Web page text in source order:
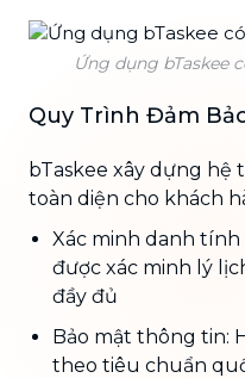
Ứng dụng bTaskee
Quy Trình Đảm
bTaskee xây dựng hệ
toàn diện cho khách
Xác minh danh tính
được xác minh lý
đầy đủ
Bảo mật thông tin:
theo tiêu chuẩn